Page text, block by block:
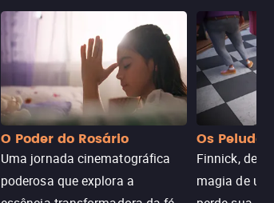
O Poder do Rosário
Uma jornada cinematográfica
poderosa que explora a
Os Peludos
Finnick,
magia de